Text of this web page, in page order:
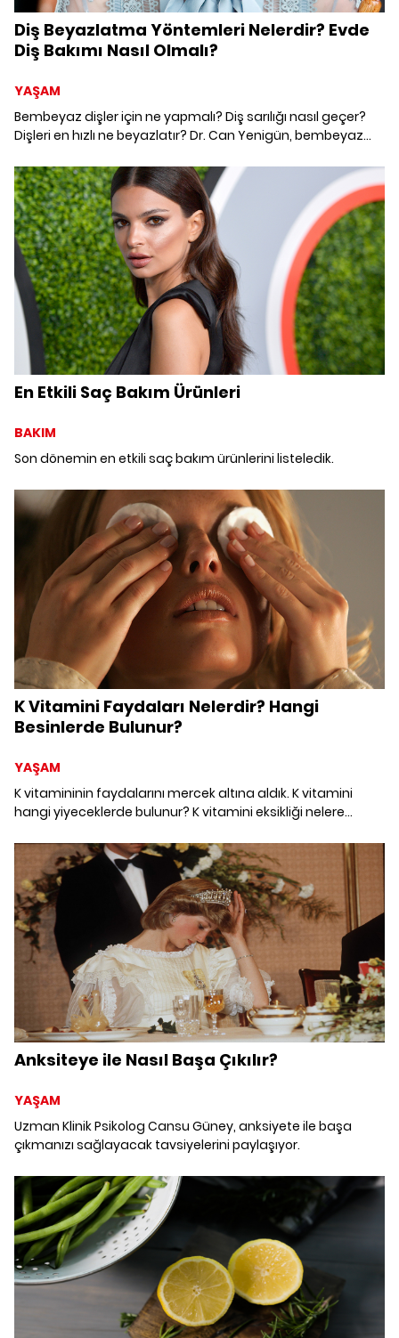
Diş Beyazlatma Yöntemleri Nelerdir? Evde
Diş Bakımı Nasıl Olmalı?
YAŞAM
Bembeyaz dişler için ne yapmalı? Diş sarılığı nasıl geçer?
Dişleri en hızlı ne beyazlatır? Dr. Can Yenigün, bembeyaz
En Etkili Saç Bakım Ürünleri
BAKIM
Son dönemin en etkili saç bakım ürünlerini listeledik.
K Vitamini Faydaları Nelerdir? Hangi
Besinlerde Bulunur?
YAŞAM
K vitamininin faydalarını mercek altına aldık. K vitamini
hangi yiyeceklerde bulunur? K vitamini eksikliği nelere
Anksiteye ile Nasıl Başa Çıkılır?
YAŞAM
Uzman Klinik Psikolog Cansu Güney, anksiyete ile başa
çıkmanızı sağlayacak tavsiyelerini paylaşıyor.